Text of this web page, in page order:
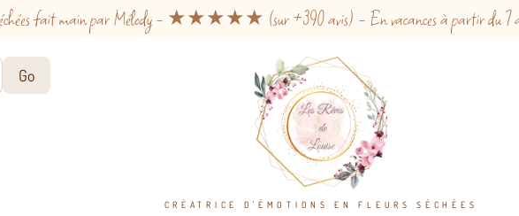
séchées fait main par Mélody - ★★★★★ (sur +390 avis) - En vacances à partir du 7
CRÉATRICE D'ÉMOTIONS EN FLEURS SÉCHÉES